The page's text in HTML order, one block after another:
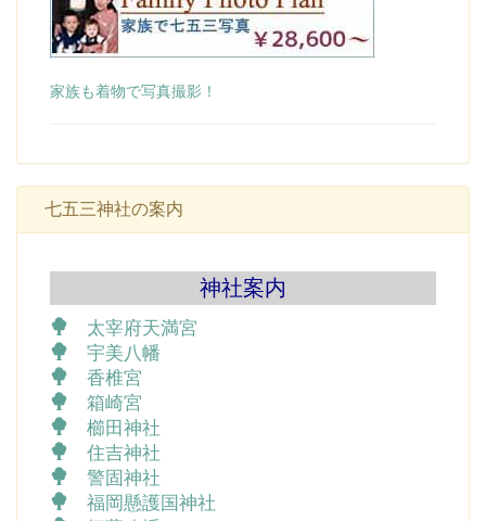
家族も着物で写真撮影！
七五三神社の案内
神社案内
太宰府天満宮
宇美八幡
香椎宮
箱崎宮
櫛田神社
住吉神社
警固神社
福岡懸護国神社